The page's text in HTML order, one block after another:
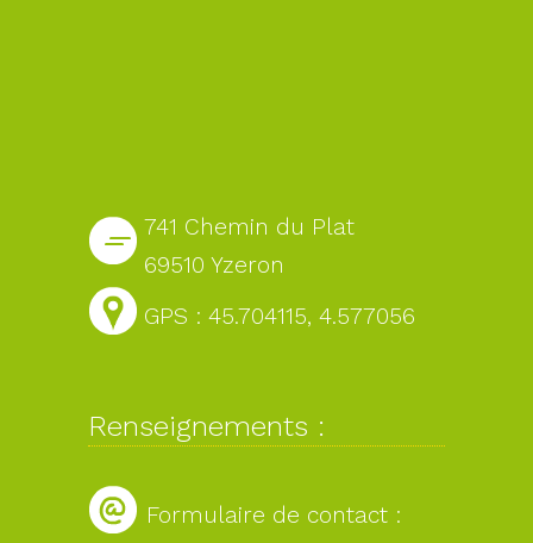
741 Chemin du Plat
69510 Yzeron
GPS : 45.704115, 4.577056
Renseignements :
Formulaire de contact :